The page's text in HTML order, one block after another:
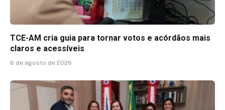
TCE-AM cria guia para tornar votos e acórdãos mais
claros e acessíveis
6 de agosto de 2026